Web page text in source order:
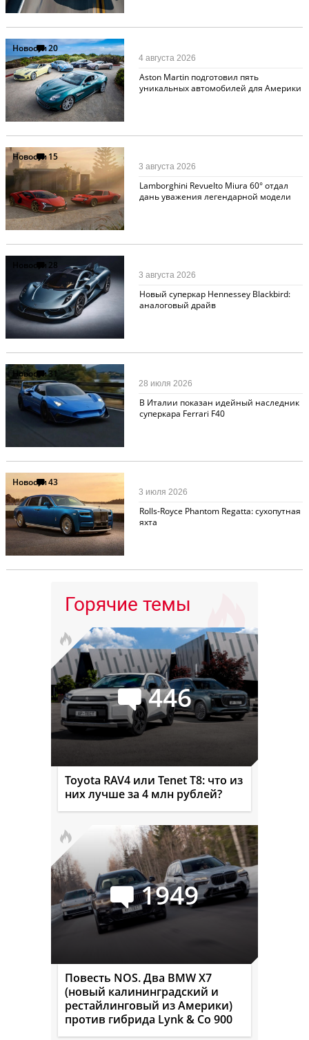
Новости20
Aston Martin подготовил пять
уникальных автомобилей для Америки
4 августа 2026
Новости15
Lamborghini Revuelto Miura 60° отдал
дань уважения легендарной модели
3 августа 2026
Новости 28
Новый суперкар Hennessey Blackbird:
аналоговый драйв
3 августа 2026
Новости31
В Италии показан идейный наследник
суперкара Ferrari F40
28 июля 2026
Новости43
Rolls-Royce Phantom Regatta: сухопутная
яхта
3 июля 2026
Горячие темы
446
Toyota RAV4 или Tenet T8: что из
них лучше за 4 млн рублей?
1949
Повесть NOS. Два BMW X7
(новый калининградский и
рестайлинговый из Америки)
против гибрида Lynk & Co 900